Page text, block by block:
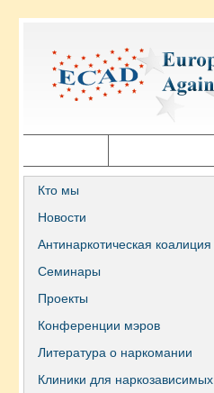
Кто мы
Новости
Антинаркотическая коалиция
Семинары
Проекты
Конференции мэров
Литература о наркомании
Клиники для наркозависимых